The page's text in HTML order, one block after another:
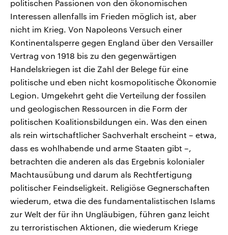
politischen Passionen von den ökonomischen
Interessen allenfalls im Frieden möglich ist, aber
nicht im Krieg. Von Napoleons Versuch einer
Kontinentalsperre gegen England über den Versailler
Vertrag von 1918 bis zu den gegenwärtigen
Handelskriegen ist die Zahl der Belege für eine
politische und eben nicht kosmopolitische Ökonomie
Legion. Umgekehrt geht die Verteilung der fossilen
und geologischen Ressourcen in die Form der
politischen Koalitionsbildungen ein. Was den einen
als rein wirtschaftlicher Sachverhalt erscheint – etwa,
dass es wohlhabende und arme Staaten gibt –,
betrachten die anderen als das Ergebnis kolonialer
Machtausübung und darum als Rechtfertigung
politischer Feindseligkeit. Religiöse Gegnerschaften
wiederum, etwa die des fundamentalistischen Islams
zur Welt der für ihn Ungläubigen, führen ganz leicht
zu terroristischen Aktionen, die wiederum Kriege